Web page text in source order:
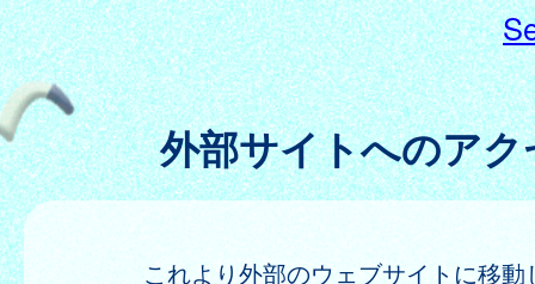
外部サイトへのア
これより外部のウェブサイトに移動